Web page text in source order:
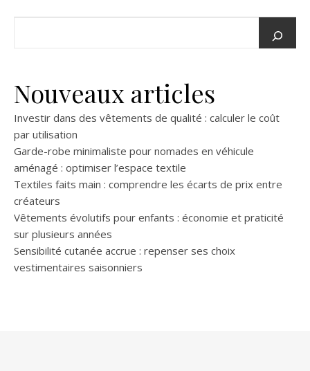
Nouveaux articles
Investir dans des vêtements de qualité : calculer le coût
par utilisation
Garde-robe minimaliste pour nomades en véhicule
aménagé : optimiser l’espace textile
Textiles faits main : comprendre les écarts de prix entre
créateurs
Vêtements évolutifs pour enfants : économie et praticité
sur plusieurs années
Sensibilité cutanée accrue : repenser ses choix
vestimentaires saisonniers